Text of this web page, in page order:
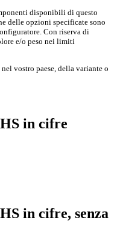
disponibili di questo
delle opzioni specificate sono
Con riserva di
e/o peso nei limiti
vostro paese, della variante o
in cifre
in cifre, senza